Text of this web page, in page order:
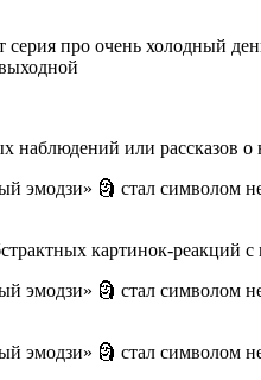
серия про очень холодный
наблюдений или рассказов о
картинок-реакций с